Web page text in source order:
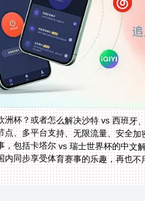
杯？或者怎么解决沙特 vs 西班牙
点、多平台支持、无限流量、安全
观看国内的体育赛事，包括卡塔尔 vs 瑞士
内同步享受体育赛事的乐趣，再也不